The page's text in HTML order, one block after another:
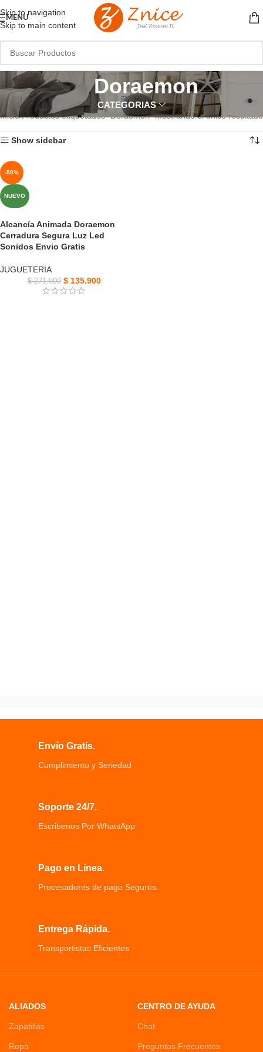
Skip to navigation
Skip to main content
MENU
Doraemon
CATEGORIAS
Inicio Productos etiquetados “Doraemon” Mostrando el único resultado
Show sidebar
-50%
NUEVO
Alcancía Animada Doraemon
Cerradura Segura Luz Led
Sonidos Envio Gratis
JUGUETERIA
$271.900 $ 135.900
Envío Gratis.
Cumplimiento y Seriedad
Soporte 24/7.
Escribenos Por WhatsApp
Pago en Línea.
Procesadores de pago Seguros.
Entrega Rápida.
Transportistas Eficientes
ALIADOS
Zapatillas
Ropa
CENTRO DE AYUDA
Chat
Preguntas Frecuentes